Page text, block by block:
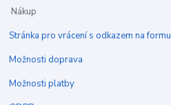
Nákup
Stránka pro vrácení s odkazem na
Možnosti doprava
Možnosti platby